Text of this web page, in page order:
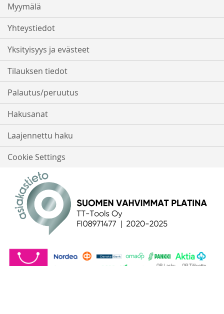
Myymälä
Yhteystiedot
Yksityisyys ja evästeet
Tilauksen tiedot
Palautus/peruutus
Hakusanat
Laajennettu haku
Cookie Settings